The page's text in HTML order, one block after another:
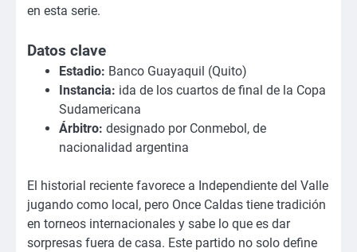
en esta serie.
Datos clave
Estadio: Banco Guayaquil (Quito)
Instancia: ida de los cuartos de final de la Copa
Sudamericana
Árbitro: designado por Conmebol, de
nacionalidad argentina
El historial reciente favorece a Independiente del Valle
jugando como local, pero Once Caldas tiene tradición
en torneos internacionales y sabe lo que es dar
sorpresas fuera de casa. Este partido no solo define